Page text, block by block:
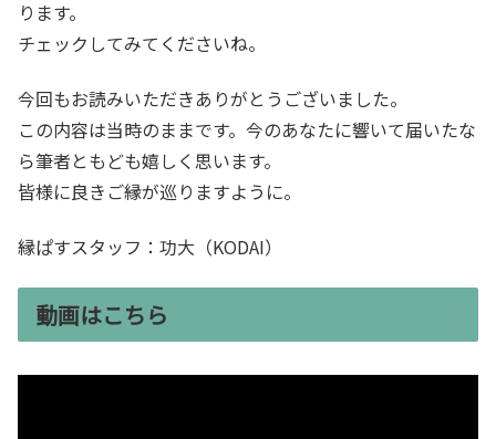
ります。
チェックしてみてくださいね。
今回もお読みいただきありがとうございました。
この内容は当時のままです。今のあなたに響いて届いたな
ら筆者ともども嬉しく思います。
皆様に良きご縁が巡りますように。
縁ぱすスタッフ：功大（KODAI）
動画はこちら